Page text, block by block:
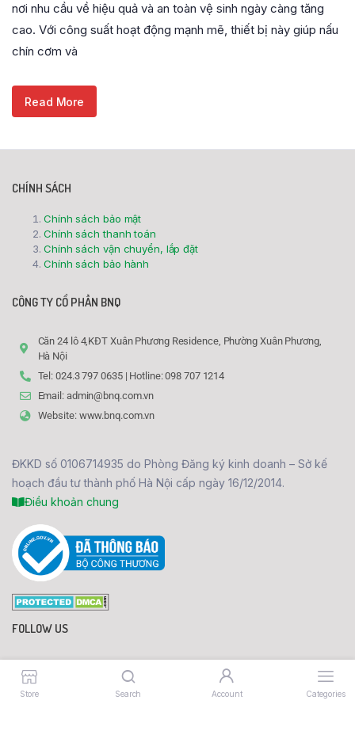
Store Search Account Categories
nơi nhu cầu về hiệu quả và an toàn vệ sinh ngày càng tăng
cao. Với công suất hoạt động mạnh mẽ, thiết bị này giúp nấu
chín cơm và
Read More
CHÍNH SÁCH
Chính sách bảo mật
Chính sách thanh toán
Chính sách vận chuyển, lắp đặt
Chính sách bảo hành
CÔNG TY CỔ PHẦN BNQ
Căn 24 lô 4,KĐT Xuân Phương Residence, Phường Xuân Phương,
Hà Nội
Tel: 024.3 797 0635 | Hotline: 098 707 1214
Email: admin@bnq.com.vn
Website: www.bnq.com.vn
ĐKKD số 0106714935 do Phòng Đăng ký kinh doanh – Sở kế
hoạch đầu tư thành phố Hà Nội cấp ngày 16/12/2014.
Điều khoản chung
FOLLOW US
096 630 1214